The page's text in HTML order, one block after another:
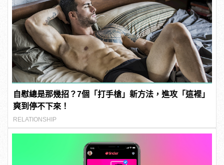
自慰總是那幾招？7個「打手槍」新方法，進攻「這裡」
爽到停不下來！
RELATIONSHIP